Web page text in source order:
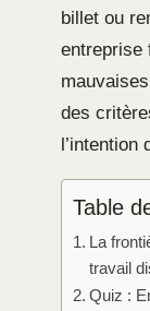
billet ou
entreprise
des
l’intention
Table
La
travail
Quiz :